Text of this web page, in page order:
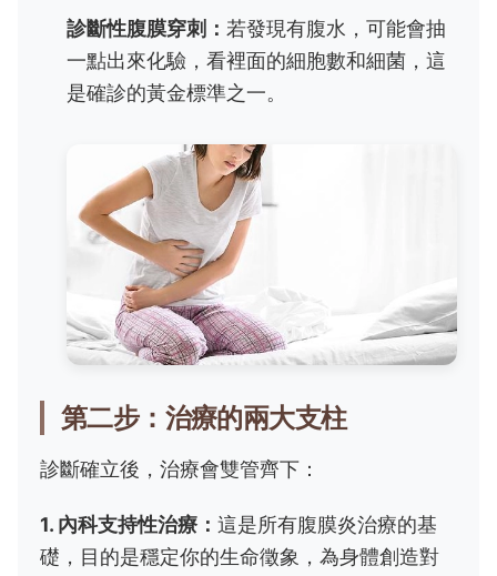
診斷性腹膜穿刺： 若發現有腹水，可能會抽
一點出來化驗，看裡面的細胞數和細菌，這
是確診的黃金標準之一。
第二步：治療的兩大支柱
診斷確立後，治療會雙管齊下：
1. 內科支持性治療： 這是所有腹膜炎治療的基
礎，目的是穩定你的生命徵象，為身體創造對